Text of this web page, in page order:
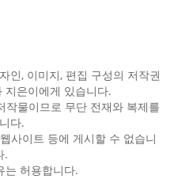
인, 이미지, 편집 구성의 저작권
지은이에게 있습니다.
작물이므로 무단 전재와 복제를
다.
사이트 등에 게시할 수 없습니
.
는 허용합니다.